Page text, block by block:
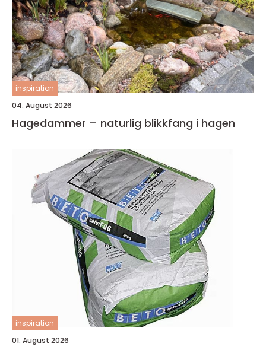
inspiration
04. August 2026
Hagedammer – naturlig blikkfang i hagen
inspiration
01. August 2026